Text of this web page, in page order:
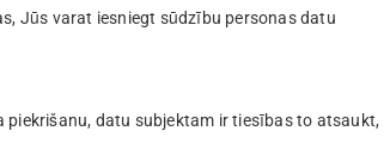
Jūs varat iesniegt sūdzību personas datu
datu subjektam ir tiesības to atsaukt,